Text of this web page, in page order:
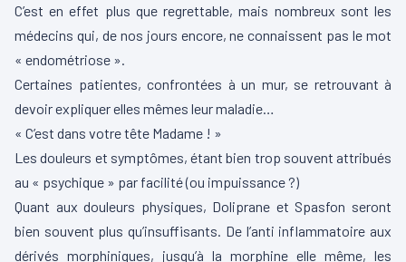
C’est en effet plus que regrettable, mais nombreux sont les
médecins qui, de nos jours encore, ne connaissent pas le mot
« endométriose ».
Certaines patientes, confrontées à un mur, se retrouvant à
devoir expliquer elles mêmes leur maladie…
« C’est dans votre tête Madame ! »
Les douleurs et symptômes, étant bien trop souvent attribués
au « psychique » par facilité (ou impuissance ?)
Quant aux douleurs physiques, Doliprane et Spasfon seront
bien souvent plus qu’insuffisants. De l’anti inflammatoire aux
dérivés morphiniques, jusqu’à la morphine elle même, les